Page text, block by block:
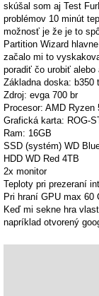
skúšal som aj Test
problémov 10 minút
možnosť je že je to
Partition Wizard
začalo mi to
poradiť čo urobiť
Základna doska: b350
Zdroj: evga 700 br
Procesor: AMD
Grafická karta: ROG-
Ram: 16GB
SSD (systém) WD
HDD WD Red 4TB
2x monitor
Teploty pri prezeraní
Pri hraní GPU max 60
Keď mi sekne hra
napríklad otvorený